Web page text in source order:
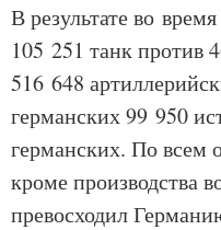
В результате во
105 251 танк против
516 648
германских 99 950
германских. По всем
кроме производства
превосходил